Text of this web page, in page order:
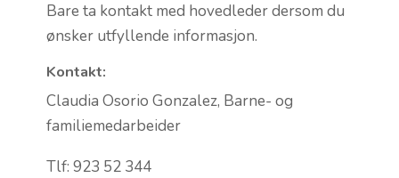
Bare ta kontakt med hovedleder dersom du
ønsker utfyllende informasjon.
Kontakt:
Claudia Osorio Gonzalez, Barne- og
familiemedarbeider
Tlf: 923 52 344